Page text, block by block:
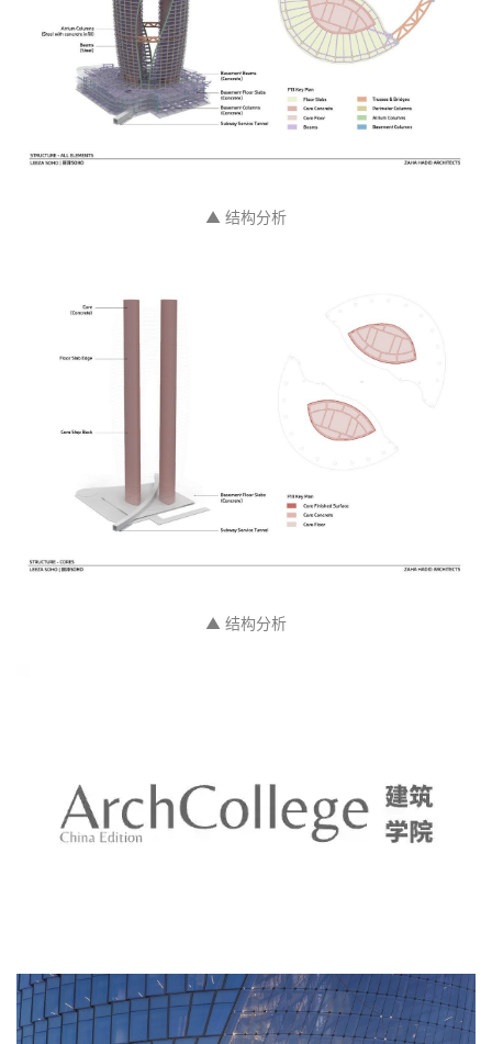
旋转，直到顶部与北面的丽泽路平行。中庭的旋转让两
半体块交织，像动态的双人舞一样。